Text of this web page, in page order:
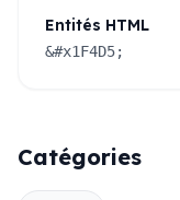
Entités HTML
&#x1F4D5;
Catégories